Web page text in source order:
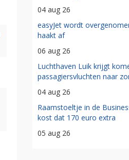
04 aug 26
easyJet wordt
haakt af
06 aug 26
Luchthaven Luik krijgt
passagiersvluchten naar
04 aug 26
Raamstoeltje in de
kost dat 170 euro extra
05 aug 26